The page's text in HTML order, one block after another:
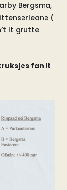
Bergsma,
(
it grutte
fan it